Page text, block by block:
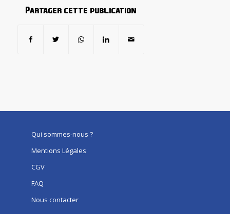
Partager cette publication
Qui sommes-nous ?
Mentions Légales
CGV
FAQ
Nous contacter